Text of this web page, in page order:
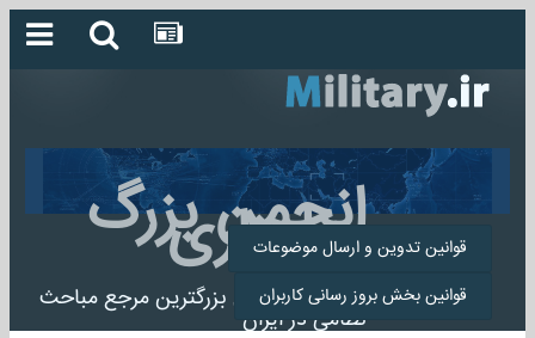
انجمن بزرگ
میلیتاری
انجمن میلیتاری بزرگترین مرجع مباحث
نظامی در ایران
قوانین تدوین و ارسال موضوعات
قوانین بخش بروز رسانی کاربران